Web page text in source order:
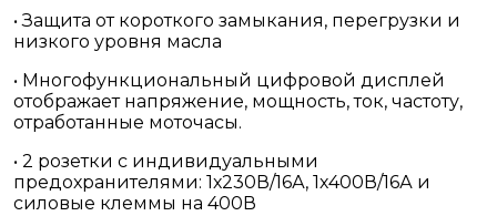
• Защита от короткого замыкания, перегрузки и
низкого уровня масла
• Многофункциональный цифровой дисплей
отображает напряжение, мощность, ток, частоту,
отработанные моточасы.
• 2 розетки с индивидуальными
предохранителями: 1х230В/16А, 1х400В/16А и
силовые клеммы на 400В